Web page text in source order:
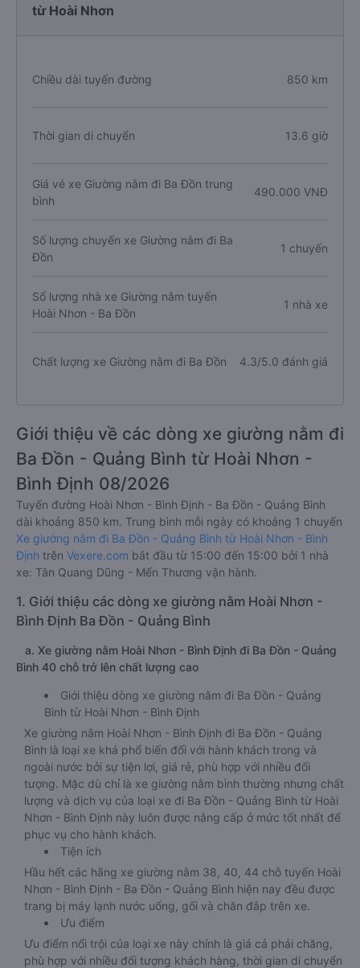
từ Hoài Nhơn
Chiều dài tuyến đường 850 km
Thời gian di chuyển 13.6 giờ
Giá vé xe Giường nằm đi Ba Đồn trung
bình
490.000 VNĐ
Số lượng chuyến xe Giường nằm đi Ba
Đồn
1 chuyến
Số lượng nhà xe Giường nằm tuyến
Hoài Nhơn - Ba Đồn
1 nhà xe
Chất lượng xe Giường nằm đi Ba Đồn 4.3/5.0 đánh giá
Giới thiệu về các dòng xe giường nằm đi
Ba Đồn - Quảng Bình từ Hoài Nhơn -
Bình Định 08/2026
Tuyến đường Hoài Nhơn - Bình Định - Ba Đồn - Quảng Bình
dài khoảng 850 km. Trung bình mỗi ngày có khoảng 1 chuyến
Xe giường nằm đi Ba Đồn - Quảng Bình từ Hoài Nhơn - Bình
Định trên Vexere.com bắt đầu từ 15:00 đến 15:00 bởi 1 nhà
xe: Tân Quang Dũng - Mến Thương vận hành.
1. Giới thiệu các dòng xe giường nằm Hoài Nhơn -
Bình Định Ba Đồn - Quảng Bình
a. Xe giường nằm Hoài Nhơn - Bình Định đi Ba Đồn - Quảng
Bình 40 chỗ trở lên chất lượng cao
Giới thiệu dòng xe giường nằm đi Ba Đồn - Quảng
Bình từ Hoài Nhơn - Bình Định
Xe giường nằm Hoài Nhơn - Bình Định đi Ba Đồn - Quảng
Bình là loại xe khá phổ biến đối với hành khách trong và
ngoài nước bởi sự tiện lợi, giá rẻ, phù hợp với nhiều đối
tượng. Mặc dù chỉ là xe giường nằm bình thường nhưng chất
lượng và dịch vụ của loại xe đi Ba Đồn - Quảng Bình từ Hoài
Nhơn - Bình Định này luôn được nâng cấp ở mức tốt nhất để
phục vụ cho hành khách.
Tiện ích
Hầu hết các hãng xe giường nằm 38, 40, 44 chỗ tuyến Hoài
Nhơn - Bình Định - Ba Đồn - Quảng Bình hiện nay đều được
trang bị máy lạnh nước uống, gối và chăn đắp trên xe.
Ưu điểm
Ưu điểm nổi trội của loại xe này chính là giá cả phải chăng,
phù hợp với nhiều đối tượng khách hàng, thời gian di chuyển